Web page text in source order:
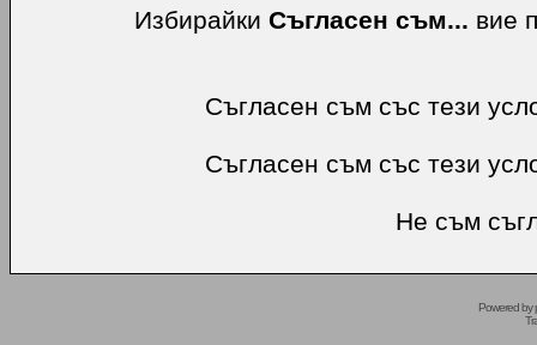
Избирайки Съгласен съм... вие
Съгласен съм със тези
Съгласен съм със тези
Не съм
Powered by